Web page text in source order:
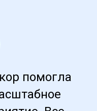
помогла